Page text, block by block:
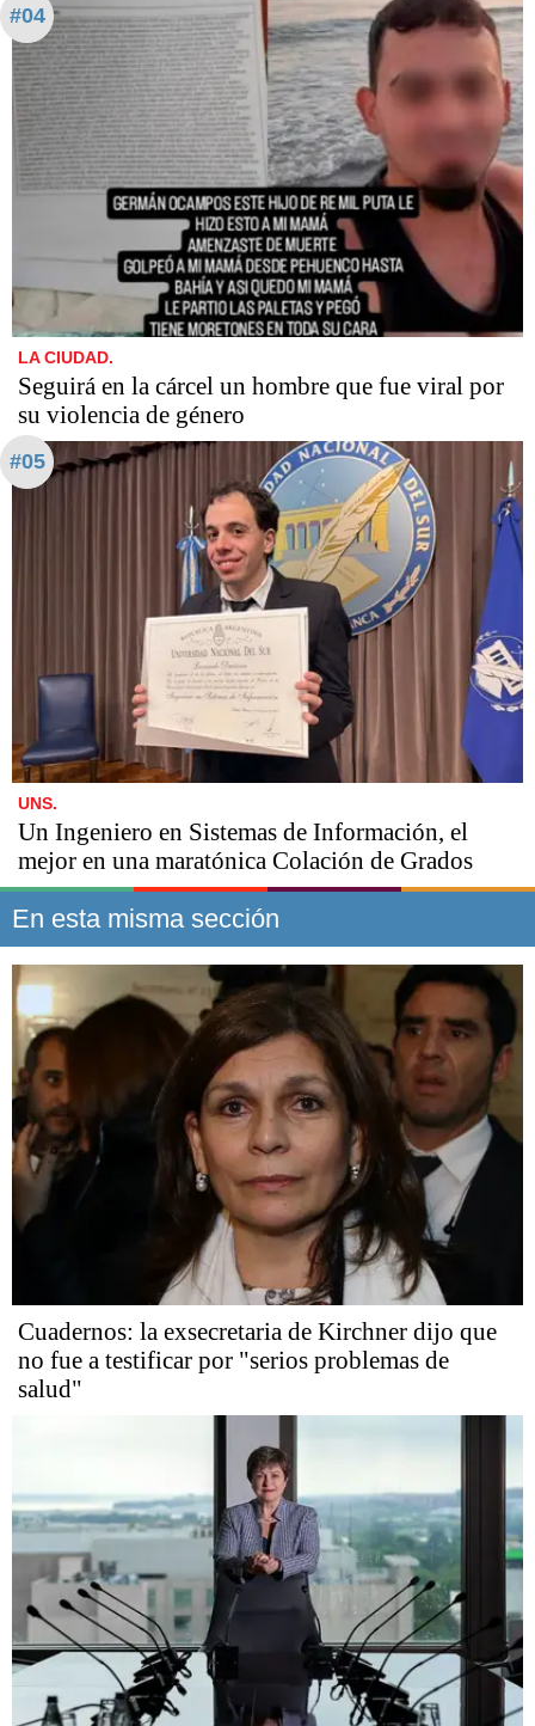
#04
LA CIUDAD.
Seguirá en la cárcel un hombre que fue viral por
su violencia de género
#05
UNS.
Un Ingeniero en Sistemas de Información, el
mejor en una maratónica Colación de Grados
En esta misma sección
Cuadernos: la exsecretaria de Kirchner dijo que
no fue a testificar por "serios problemas de
salud"